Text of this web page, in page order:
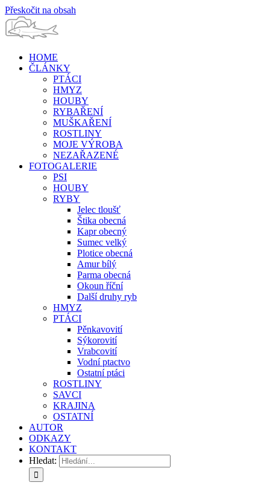
Přeskočit na obsah
HOME
ČLÁNKY
PTÁCI
HMYZ
HOUBY
RYBAŘENÍ
MUŠKAŘENÍ
ROSTLINY
MOJE VÝROBA
NEZAŘAZENÉ
FOTOGALERIE
PSI
HOUBY
RYBY
Jelec tloušť
Štika obecná
Kapr obecný
Sumec velký
Plotice obecná
Amur bílý
Parma obecná
Okoun říční
Další druhy ryb
HMYZ
PTÁCI
Pěnkavovití
Sýkorovití
Vrabcovití
Vodní ptactvo
Ostatní ptáci
ROSTLINY
SAVCI
KRAJINA
OSTATNÍ
AUTOR
ODKAZY
KONTAKT
Hledat: